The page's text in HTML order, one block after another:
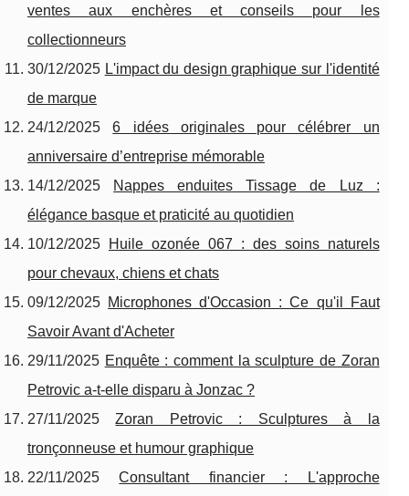
ventes aux enchères et conseils pour les
collectionneurs
30/12/2025 L'impact du design graphique sur l'identité
de marque
24/12/20256 idées originales pour célébrer un
anniversaire d’entreprise mémorable
14/12/2025
Nappes enduites Tissage de Luz :
élégance basque et praticité au quotidien
10/12/2025
Huile ozonée 067 : des soins naturels
pour chevaux, chiens et chats
09/12/2025 Microphones d'Occasion : Ce qu'il Faut
Savoir Avant d'Acheter
29/11/2025 Enquête : comment la sculpture de Zoran
Petrovic a-t-elle disparu à Jonzac ?
27/11/2025Zoran Petrovic : Sculptures à la
tronçonneuse et humour graphique
22/11/2025Consultant financier : L'approche